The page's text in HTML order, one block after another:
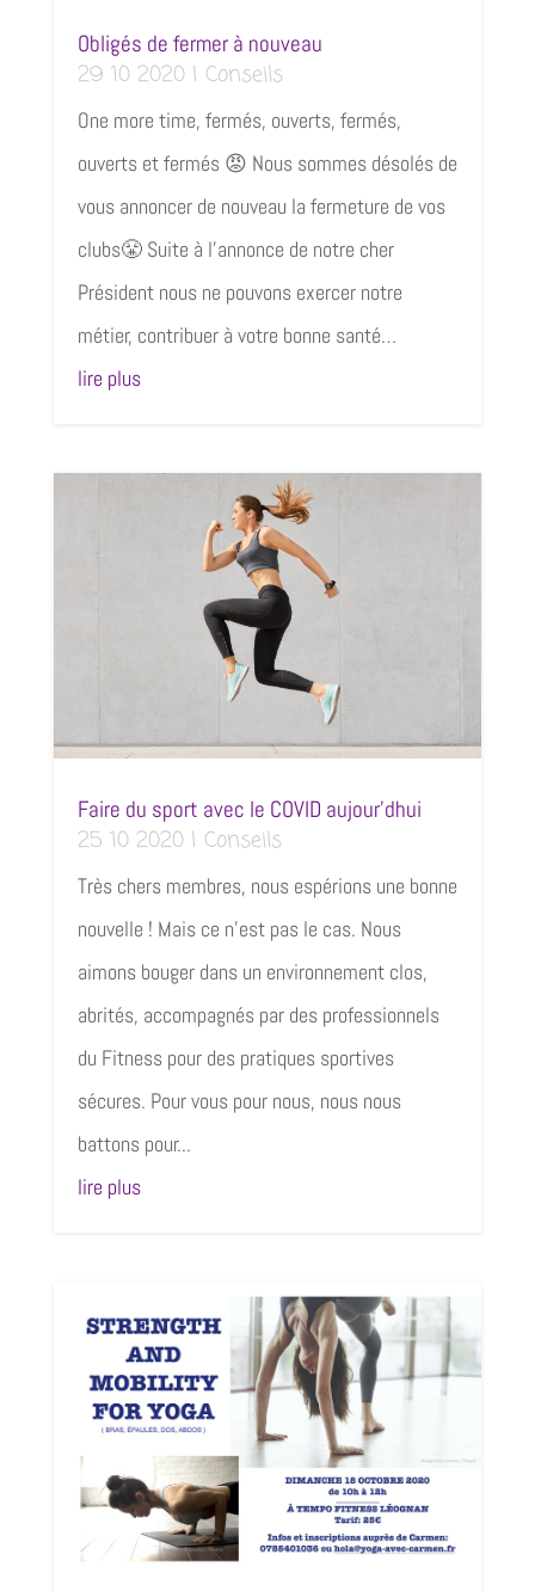
Obligés de fermer à nouveau
29 10 2020| Conseils
One more time, fermés, ouverts, fermés,
ouverts et fermés 😡 Nous sommes désolés de
vous annoncer de nouveau la fermeture de vos
clubs😤 Suite à l’annonce de notre cher
Président nous ne pouvons exercer notre
métier, contribuer à votre bonne santé…
lire plus
Faire du sport avec le COVID aujour’dhui
25 10 2020| Conseils
Très chers membres, nous espérions une bonne
nouvelle ! Mais ce n'est pas le cas. Nous
aimons bouger dans un environnement clos,
abrités, accompagnés par des professionnels
du Fitness pour des pratiques sportives
sécures. Pour vous pour nous, nous nous
battons pour...
lire plus